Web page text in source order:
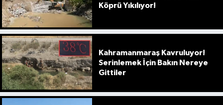
Köprü Yıkılıyor!
Kahramanmaraş Kavruluyor!
Serinlemek İçin Bakın Nereye
Gittiler